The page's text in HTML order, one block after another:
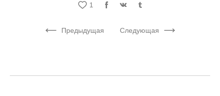
1
Предыдущая Следующая